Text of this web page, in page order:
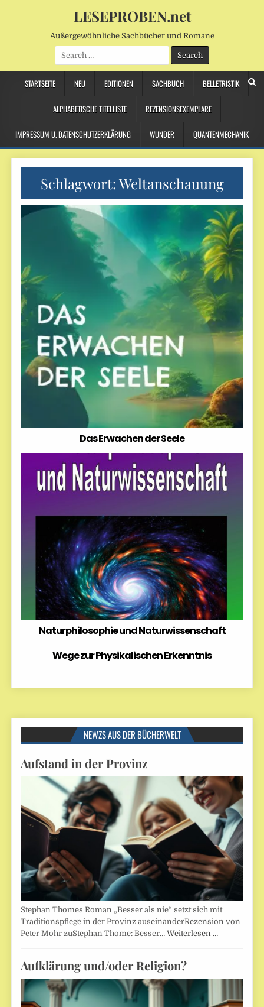
LESEPROBEN.net
Außergewöhnliche Sachbücher und Romane
Search
for:
STARTSEITE NEU EDITIONEN SACHBUCH BELLETRISTIK
ALPHABETISCHE TITELLISTE REZENSIONSEXEMPLARE
IMPRESSUM U. DATENSCHUTZERKLÄRUNG WUNDER QUANTENMECHANIK
Schlagwort:Weltanschauung
Das Erwachen der Seele
Naturphilosophie und Naturwissenschaft
Wege zur Physikalischen Erkenntnis
NEWZS AUS DER BÜCHERWELT
Aufstand in der Provinz
Stephan Thomes Roman „Besser als nie“ setzt sich mit
Traditionspflege in der Provinz auseinanderRezension von
Peter Mohr zuStephan Thome: Besser…Weiterlesen …
Aufklärung und/oder Religion?